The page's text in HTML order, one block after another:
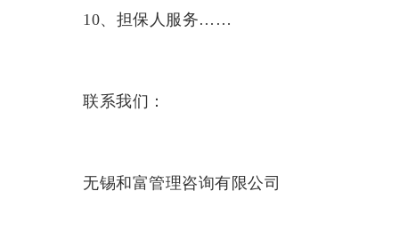
10、担保人服务……
联系我们：
无锡和富管理咨询有限公司